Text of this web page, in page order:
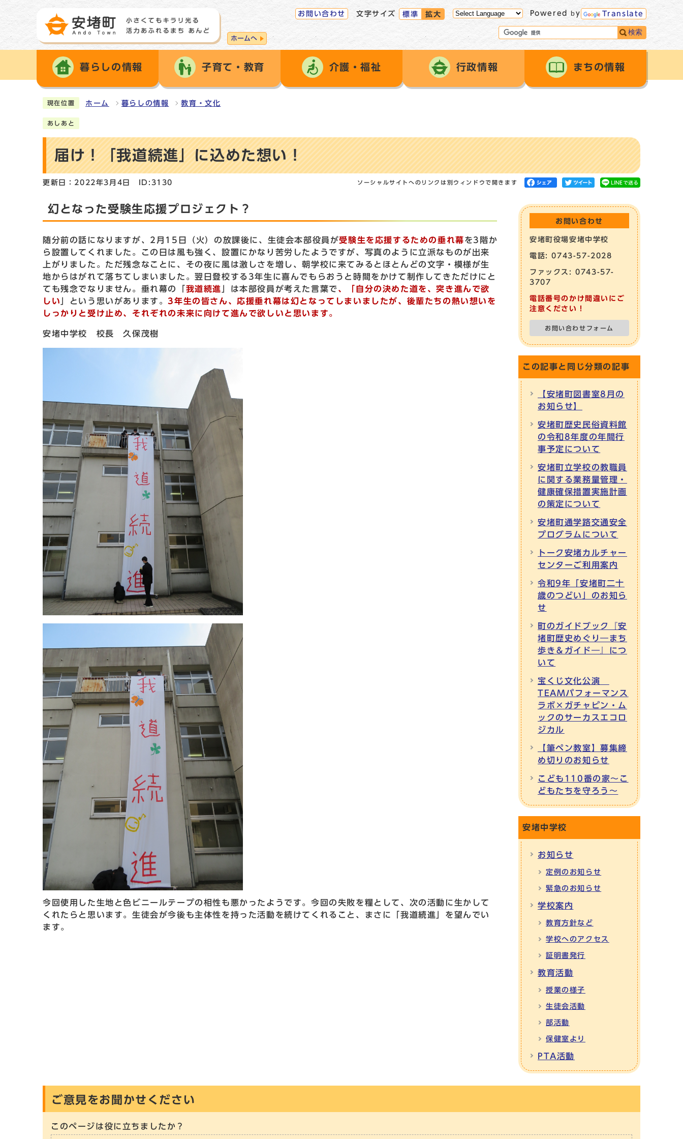
ホームへ
お問い合わせ 文字サイズ 標準 拡大 Powered by Translate
検索
暮らしの情報 子育て・教育 介護・福祉 行政情報 まちの情報
現在位置 ホーム 暮らしの情報 教育・文化
あしあと
届け！「我道続進」に込めた想い！
更新日：2022年3月4日 ID:3130 ソーシャルサイトへのリンクは別ウィンドウで開きます
幻となった受験生応援プロジェクト？
随分前の話になりますが、2月15日（火）の放課後に、生徒会本部役員が受験生を応援するための垂れ幕を3階か
ら設置してくれました。この日は風も強く、設置にかなり苦労したようですが、写真のように立派なものが出来
上がりました。ただ残念なことに、その夜に風は激しさを増し、朝学校に来てみるとほとんどの文字・模様が生
地からはがれて落ちてしまいました。翌日登校する3年生に喜んでもらおうと時間をかけて制作してきただけにと
ても残念でなりません。垂れ幕の「 我道続進 」は本部役員が考えた言葉で、「自分の決めた道を、突き進んで欲
しい
」という思いがあります。3年生の皆さん、応援垂れ幕は幻となってしまいましたが、後輩たちの熱い想いを
しっかりと受け止め、それぞれの未来に向けて進んで欲しいと思います。
安堵中学校 校長 久保茂樹
今回使用した生地と色ビニールテープの相性も悪かったようです。今回の失敗を糧として、次の活動に生かして
くれたらと思います。生徒会が今後も主体性を持った活動を続けてくれること、まさに「我道続進」を望んでい
ます。
お問い合わせ
安堵町役場安堵中学校
電話: 0743-57-2028
ファックス: 0743-57-
3707
電話番号のかけ間違いにご
注意ください！
お問い合わせフォーム
この記事と同じ分類の記事
【安堵町図書室8月の
お知らせ】
安堵町歴史民俗資料館
の令和8年度の年間行
事予定について
安堵町立学校の教職員
に関する業務量管理・
健康確保措置実施計画
の策定について
安堵町通学路交通安全
プログラムについて
トーク安堵カルチャー
センターご利用案内
令和9年「安堵町二十
歳のつどい」のお知ら
せ
町のガイドブック『安
堵町歴史めぐり―まち
歩き＆ガイド―』につ
いて
宝くじ文化公演
TEAMパフォーマンス
ラボ×ガチャピン・ム
ックのサーカスエコロ
ジカル
【筆ペン教室】募集締
め切りのお知らせ
こども110番の家～こ
どもたちを守ろう～
安堵中学校
お知らせ
定例のお知らせ
緊急のお知らせ
学校案内
教育方針など
学校へのアクセス
証明書発行
教育活動
授業の様子
生徒会活動
部活動
保健室より
PTA活動
ご意見をお聞かせください
このページは役に立ちましたか？